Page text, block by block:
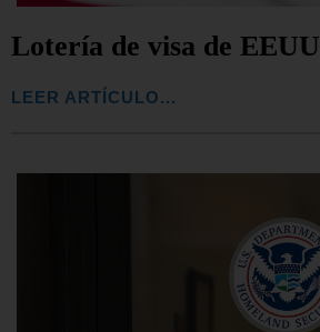
Lotería de visa de EEUU
LEER ARTÍCULO...